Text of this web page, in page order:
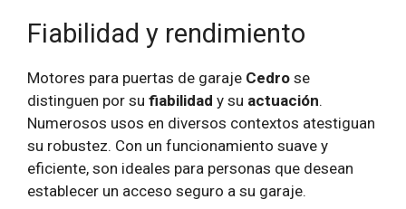
Fiabilidad y rendimiento
Motores para puertas de garaje Cedro se
distinguen por su fiabilidad y su actuación.
Numerosos usos en diversos contextos atestiguan
su robustez. Con un funcionamiento suave y
eficiente, son ideales para personas que desean
establecer un acceso seguro a su garaje.